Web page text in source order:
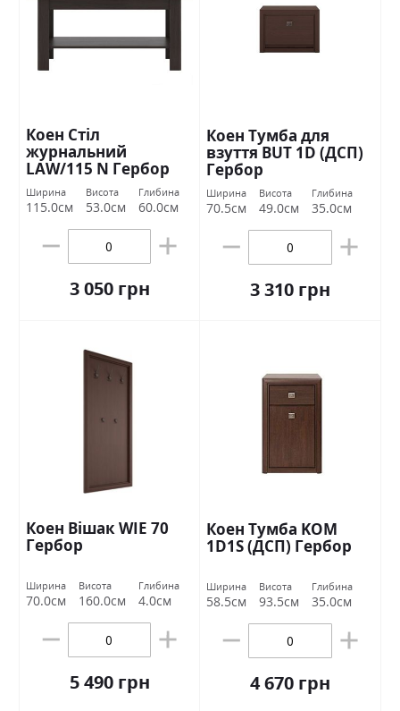
Коен Стіл
журнальний
LAW/115 N Гербор
Ширина
115.0см
Висота
53.0см
Глибина
60.0см
3 050 грн
Коен Тумба для
взуття BUT 1D (ДСП)
Гербор
Ширина
70.5см
Висота
49.0см
Глибина
35.0см
3 310 грн
Коен Вішак WIE 70
Гербор
Ширина
70.0см
Висота
160.0см
Глибина
4.0см
5 490 грн
Коен Тумба KOM
1D1S (ДСП) Гербор
Ширина
58.5см
Висота
93.5см
Глибина
35.0см
4 670 грн